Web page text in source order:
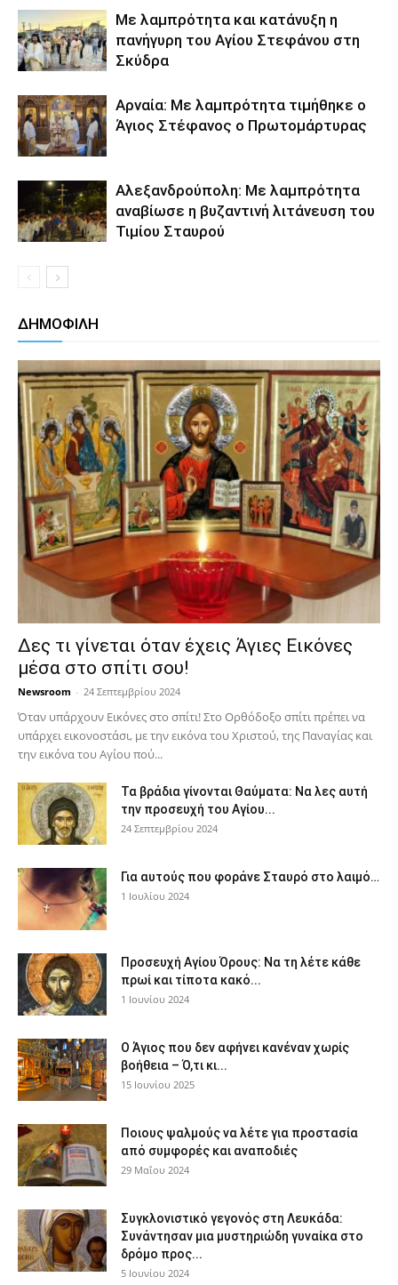
Με λαμπρότητα και κατάνυξη η
πανήγυρη του Αγίου Στεφάνου στη
Σκύδρα
Αρναία: Με λαμπρότητα τιμήθηκε ο
Άγιος Στέφανος ο Πρωτομάρτυρας
Αλεξανδρούπολη: Με λαμπρότητα
αναβίωσε η βυζαντινή λιτάνευση του
Τιμίου Σταυρού
ΔΗΜΟΦΙΛΗ
Δες τι γίνεται όταν έχεις Άγιες Εικόνες
μέσα στο σπίτι σου!
Newsroom - 24 Σεπτεμβρίου 2024
Όταν υπάρχουν Εικόνες στο σπίτι! Στο Ορθόδοξο σπίτι πρέπει να
υπάρχει εικονοστάσι, με την εικόνα του Χριστού, της Παν­αγίας και
την εικόνα του Αγίου πού...
Τα βράδια γίνονται Θαύματα: Να λες αυτή
την προσευχή του Αγίου...
24 Σεπτεμβρίου 2024
Για αυτούς που φοράνε Σταυρό στο λαιμό…
1 Ιουλίου 2024
Προσευχή Αγίου Όρους: Να τη λέτε κάθε
πρωί και τίποτα κακό...
1 Ιουνίου 2024
Ο Άγιος που δεν αφήνει κανέναν χωρίς
βοήθεια – Ό,τι κι...
15 Ιουνίου 2025
Ποιους ψαλμούς να λέτε για προστασία
από συμφορές και αναποδιές
29 Μαΐου 2024
Συγκλονιστικό γεγονός στη Λευκάδα:
Συνάντησαν μια μυστηριώδη γυναίκα στο
δρόμο προς...
5 Ιουνίου 2024